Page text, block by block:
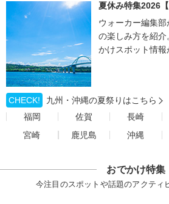
夏休み特集2026【
ウォーカー編集
の楽しみ方を紹
かけスポット情報
CHECK!
九州・沖縄の夏祭りはこちら
福岡
佐賀 長崎
宮崎
鹿児島 沖縄
おでかけ特集
今注目のスポットや話題のアクティ